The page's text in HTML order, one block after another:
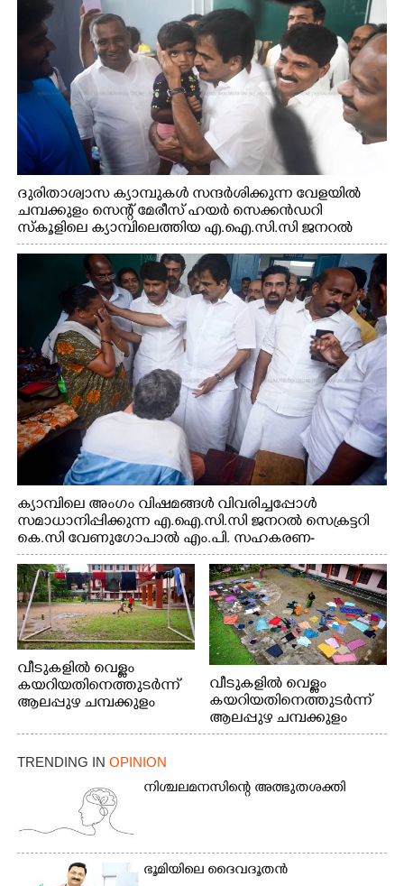
ദുരിതാശ്വാസ ക്യാമ്പുകൾ സന്ദർശിക്കുന്ന വേളയിൽ
ചമ്പക്കുളം സെന്റ് മേരീസ് ഹയർ സെക്കൻഡറി
സ്കൂളിലെ ക്യാമ്പിലെത്തിയ എ.ഐ.സി.സി ജനറൽ
സെക്രട്ടറി കെ.സി വേണുഗോപാൽ എം.പി കുരുന്നിനെ
എടുത്ത് ലാളിച്ചപ്പോൾ. സഹകരണ-എക്സൈസ്
വകുപ്പ് മന്ത്രി എം. ലിജു, കൃഷിവകുപ്പ് മന്ത്രി ടി. സിദ്ദിഖ്,
റെജി ചെറിയാൻ എം. എൽ. എ എന്നിവർ സമീപം
ക്യാമ്പിലെ അംഗം വിഷമങ്ങൾ വിവരിച്ചപ്പോൾ
സമാധാനിപ്പിക്കുന്ന എ.ഐ.സി.സി ജനറൽ സെക്രട്ടറി
കെ.സി വേണുഗോപാൽ എം.പി. സഹകരണ-
എക്സൈസ് വകുപ്പ് മന്ത്രി എം. ലിജു, എന്നിവർ
വീടുകളിൽ വെള്ളം
കയറിയതിനെത്തുടർന്ന്
ആലപ്പുഴ ചമ്പക്കുളം
പോരൂക്കര സെൻട്രൽ
സ്കൂളിലെ ദുരിതാശ്വാസ
ക്യാമ്പിലെത്തിയവർ
വസ്ത്രങ്ങൾ
ഉണക്കാനിട്ടിരിക്കുന്ന
ഗോൾപോസ്റ്റിന് മുന്നിൽ
ഫുട്ബോൾ കളികളിൽ
ഏർപ്പെട്ടിരിക്കുന്ന
കുട്ടികൾ
വീടുകളിൽ വെള്ളം
കയറിയതിനെത്തുടർന്ന്
ആലപ്പുഴ ചമ്പക്കുളം
ഫാദർ തോമസ്
ക്യാമ്പിലെത്തിയവർ മഴ
ഉണക്കാനിടുന്ന കാഴ്ച.
TRENDING IN OPINION
നിശ്ചലമനസിന്റെ അത്ഭുതശക്തി
ഭൂ​മി​യി​ലെ​ ​ദൈ​വദൂതൻ